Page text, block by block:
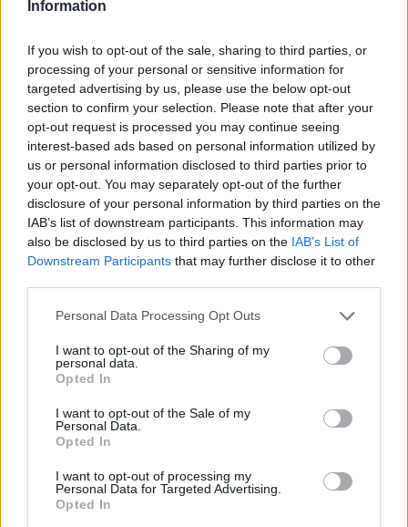
Information
If you wish to opt-out of the sale, sharing to third parties, or
processing of your personal or sensitive information for
targeted advertising by us, please use the below opt-out
section to confirm your selection. Please note that after your
opt-out request is processed you may continue seeing
interest-based ads based on personal information utilized by
us or personal information disclosed to third parties prior to
your opt-out. You may separately opt-out of the further
disclosure of your personal information by third parties on the
IAB’s list of downstream participants. This information may
also be disclosed by us to third parties on the IAB’s List of
Downstream Participants that may further disclose it to other
Personal Data Processing Opt Outs
I want to opt-out of the Sharing of my
personal data.
Opted In
I want to opt-out of the Sale of my
Personal Data.
Opted In
I want to opt-out of processing my
Personal Data for Targeted Advertising.
Opted In
niet tactisch, maar taalkundig
Transferclausule Joey Veerman uitgelegd: voor
dit bedrag kan PSV'er vertrekken
Dit ziet de Belgische voetbalbond in Mark van
Bommel als nieuwe bondscoach
Nieuw spoor voor PSV: Kostic duikt op als
serieuze optie
Italiaanse media: Perisic wacht op telefoontje
Bosz wil niets weten van Oranje: PSV-trainer
kapt interview abrupt af
Wanneer is de loting voor de Champions
League? PSV en Feyenoord weten dan hun
tegenstanders
Zo verliep de carrière van Armando Obispo bij
PSV